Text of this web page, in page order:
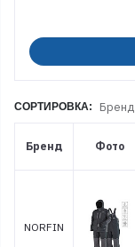
СОРТИРОВКА: Бренд
Бренд Фото
NORFIN